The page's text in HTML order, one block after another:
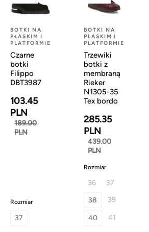
BOTKI NA
PŁASKIM I
PLATFORMIE
Czarne
botki
Filippo
DBT3987
103.45
PLN
189.00
PLN
Rozmiar
37
BOTKI NA
PŁASKIM I
PLATFORMIE
Trzewiki
botki z
membraną
Rieker
N1305-35
Tex bordo
285.35
PLN
439.00
PLN
Rozmiar
36
37
38
39
40 41